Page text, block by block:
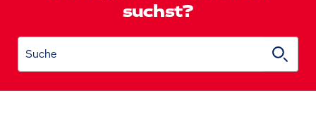
suchst?
Suche